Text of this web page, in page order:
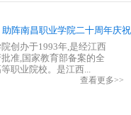
助阵南昌职业学院二十周年庆祝
创办于1993年,是经江西
准,国家教育部备案的全
职业院校。是江西...
查看更多>>